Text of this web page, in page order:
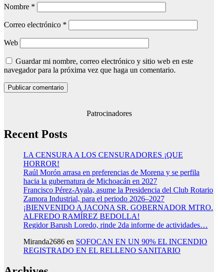
Nombre *
Correo electrónico *
Web
Guardar mi nombre, correo electrónico y sitio web en este
navegador para la próxima vez que haga un comentario.
Patrocinadores
Recent Posts
LA CENSURA A LOS CENSURADORES ¡QUE
HORROR!
Raúl Morón arrasa en preferencias de Morena y se perfila
hacia la gubernatura de Michoacán en 2027
Francisco Pérez-Ayala, asume la Presidencia del Club Rotario
Zamora Industrial, para el periodo 2026–2027
¡BIENVENIDO A JACONA SR. GOBERNADOR MTRO.
ALFREDO RAMÍREZ BEDOLLA!
Regidor Barush Loredo, rinde 2da informe de actividades…
Miranda2686 en SOFOCAN EN UN 90% EL INCENDIO
REGISTRADO EN EL RELLENO SANITARIO